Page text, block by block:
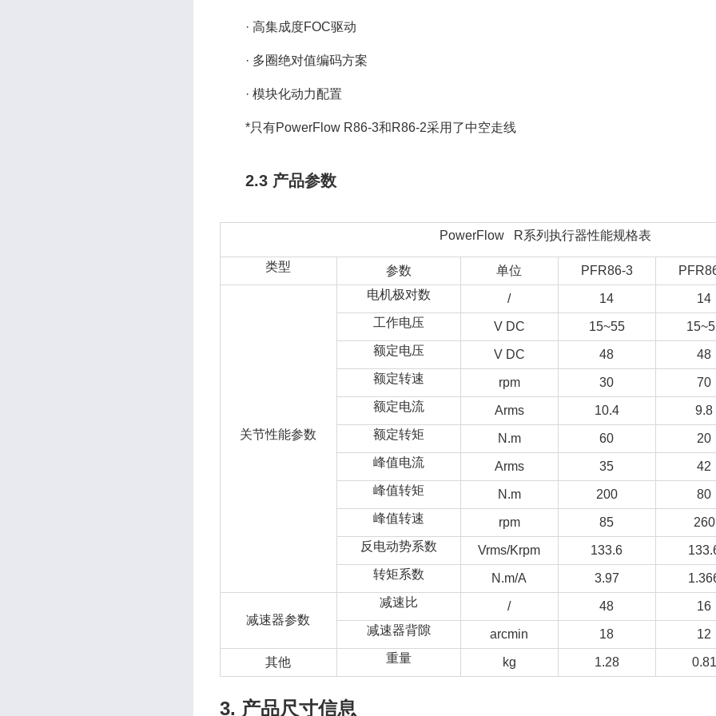
· 高集成度FOC驱动
· 多圈绝对值编码方案
· 模块化动力配置
*只有PowerFlow R86-3和R86-2采用了中空走线
2.3 产品参数
PowerFlow R系列执行器性能规格表
类型 参数 单位 PFR86-3
关节性能参数
电机极对数 / 14 14
工作电压
V DC 15~55
额定电压
V DC 48 48
额定转速
rpm 30 70
额定电流
Arms 10.4 9.8
额定转矩
N.m 60 20
峰值电流
Arms 35 42
峰值转矩
N.m 200 80
峰值转速
rpm 85 260
反电动势系数
Vrms/Krpm 133.6
转矩系数
N.m/A 3.97
减速器参数
减速比 / 48 16
减速器背隙
arcmin 18 12
其他 重量 kg 1.28 0.81
3. 产品尺寸信息